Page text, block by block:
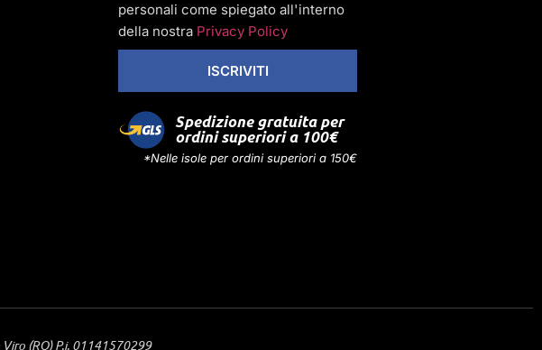
personali come spiegato all'interno
della nostra Privacy Policy
ISCRIVITI
Spedizione gratuita per
ordini superiori a 100€
*Nelle isole per ordini superiori a 150€
(RO) P.i. 01141570299